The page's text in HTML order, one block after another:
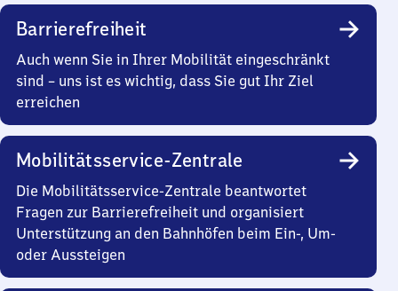
Barrierefreiheit
Auch wenn Sie in Ihrer Mobilität eingeschränkt
sind – uns ist es wichtig, dass Sie gut Ihr Ziel
erreichen
Mobilitätsservice-Zentrale
Die Mobilitätsservice-Zentrale beantwortet
Fragen zur Barrierefreiheit und organisiert
Unterstützung an den Bahnhöfen beim Ein-, Um-
oder Aussteigen